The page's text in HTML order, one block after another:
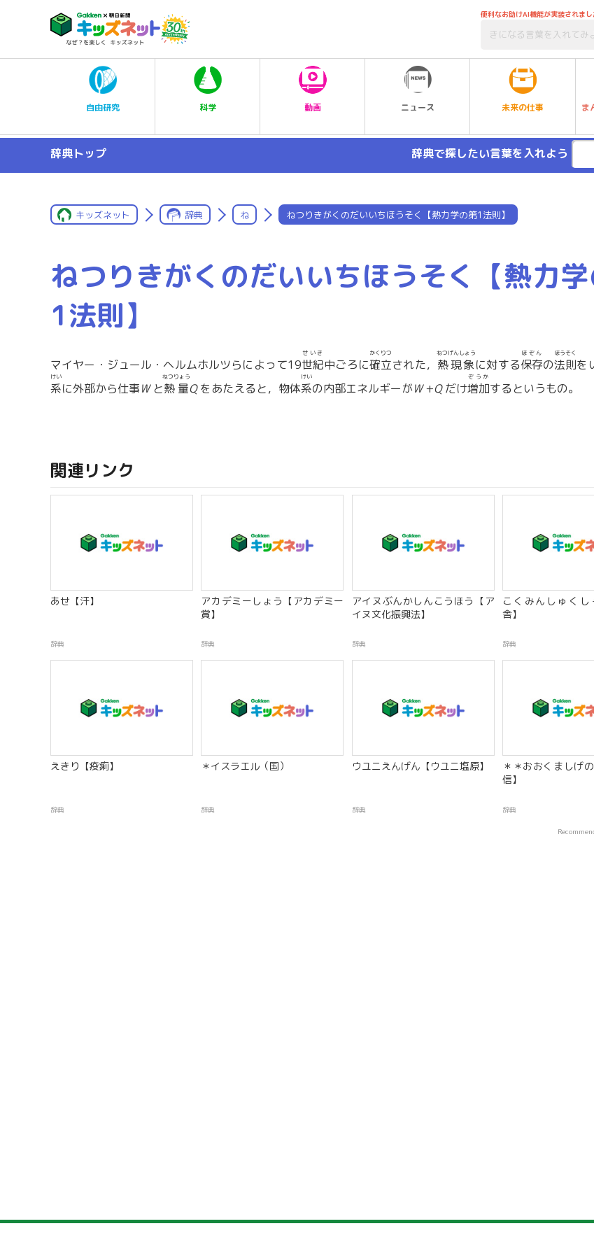
便利なお助けAI機能が実装されまし
自由研究 科学 動画 ニュース 未来の仕事
ま
辞典トップ 辞典で探したい言葉を入れよう
キッズネット 辞典 ね ねつりきがくのだいいちほうそく【熱力学の第1法則】
ねつりきがくのだいいちほうそく【熱力
1法則】
マイヤー・ジュール・ヘルムホルツらによって19世紀
せいき
中ごろに確立
かくりつ
された， 熱現象
ねつげんしょう
に対する保存
ほぞん
の法則
ほうそく
を
系
けい
に外部から仕事Wと熱量
ねつりょう
Qをあたえると，物体系
けい
の内部エネルギーがW+Qだけ増加
ぞうか
するというもの。
関連リンク
あせ【汗】
辞典
アカデミーしょう【アカデミー
賞】
辞典
アイヌぶんかしんこうほう【ア
イヌ文化振興法】
辞典
こくみんしゅく
舎】
辞典
えきり【疫痢】
辞典
＊イスラエル（国）
辞典
ウユニえんげん【ウユニ塩原】
辞典
＊＊おおくましげ
信】
辞典